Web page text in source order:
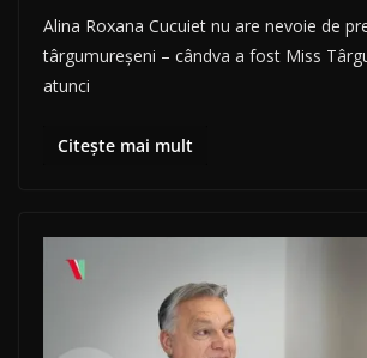
Alina Roxana Cucuiet nu are nevoie de
târgumureșeni – cândva a fost Miss
atunci
Citește mai mult